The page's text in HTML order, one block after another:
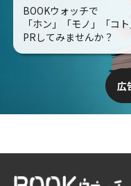
BOOKウォッチで
「ホン」「モノ」「コ
PRしてみませんか？
広